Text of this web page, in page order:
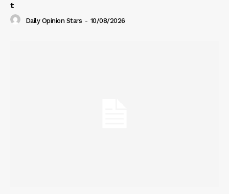
t
Daily Opinion Stars - 10/08/2026